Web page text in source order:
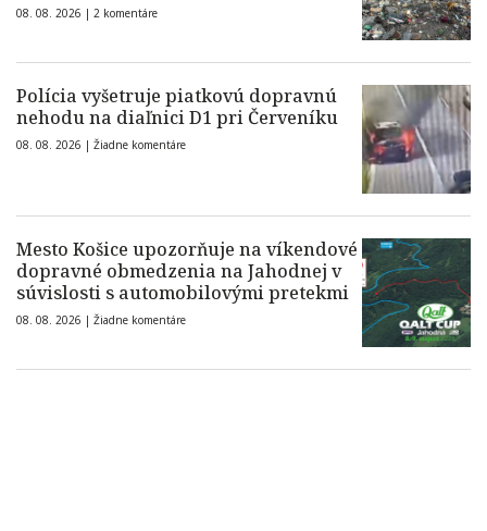
08. 08. 2026 | 2 komentáre
Polícia vyšetruje piatkovú dopravnú
nehodu na diaľnici D1 pri Červeníku
08. 08. 2026 | Žiadne komentáre
Mesto Košice upozorňuje na víkendové
dopravné obmedzenia na Jahodnej v
súvislosti s automobilovými pretekmi
08. 08. 2026 | Žiadne komentáre